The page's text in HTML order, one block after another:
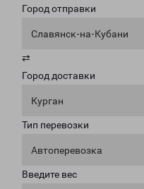
Город отправки
Славянск-на-Кубани
⇄
Город доставки
Курган
Тип перевозки
Автоперевозка
Введите вес